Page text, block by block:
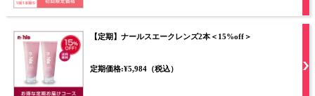
【定期】ナールスエークレンズ2本＜15%off＞
定期価格:¥5,984（税込）